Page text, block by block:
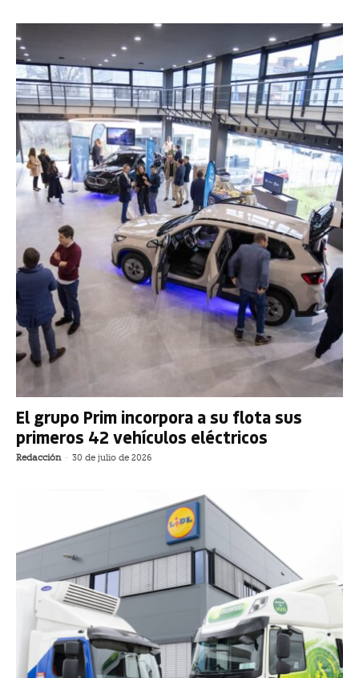
El grupo Prim incorpora a su flota sus
primeros 42 vehículos eléctricos
Redacción - 30 de julio de 2026